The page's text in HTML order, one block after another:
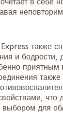
также
и бодрости,
приятным
что
для